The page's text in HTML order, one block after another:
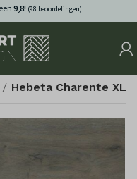
9,8! (98 beoordelingen)
Hebeta Charente XL